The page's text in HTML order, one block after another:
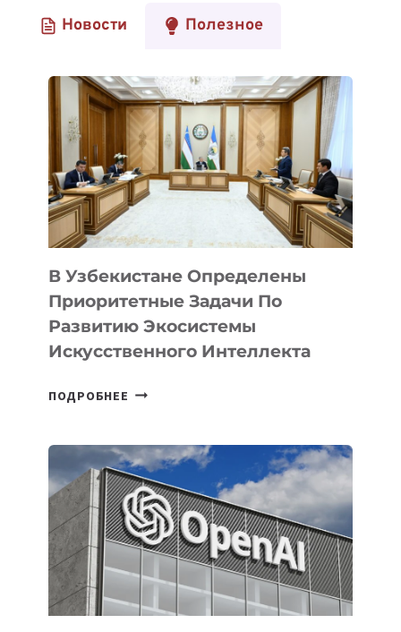
Новости Полезное
В Узбекистане Определены
Приоритетные Задачи По
Развитию Экосистемы
Искусственного Интеллекта
ПОДРОБНЕЕ В
ПРИОРИТЕТНЫЕ
ЗАДАЧИ
ПО
РАЗВИТИЮ
ЭКОСИСТЕМЫ
ИСКУССТВЕННОГО
ИНТЕЛЛЕКТА